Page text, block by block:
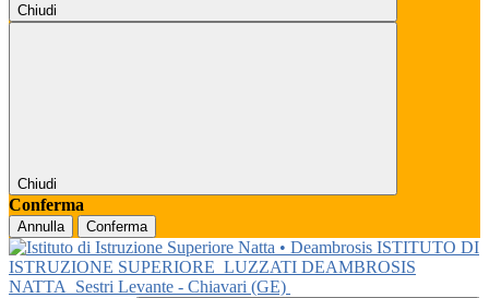
Chiudi
Chiudi
Conferma
Annulla Conferma
ISTITUTO DI
ISTRUZIONE SUPERIORE LUZZATI DEAMBROSIS
NATTA
Sestri Levante - Chiavari (GE)